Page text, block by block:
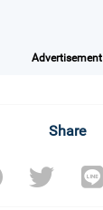
Advertisement
Share